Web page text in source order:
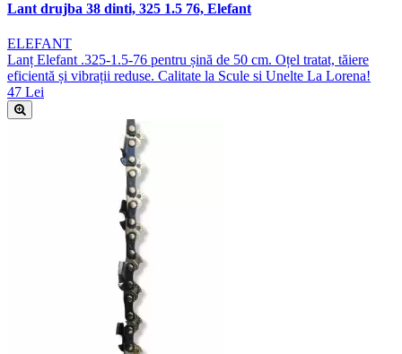
Lant drujba 38 dinti, 325 1.5 76, Elefant
ELEFANT
Lanț Elefant .325-1.5-76 pentru șină de 50 cm. Oțel tratat, tăiere
eficientă și vibrații reduse. Calitate la Scule si Unelte La Lorena!
47 Lei